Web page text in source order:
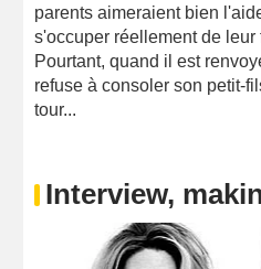
parents aimeraient bien
s'occuper réellement de
Pourtant, quand il est
refuse à consoler son petit-
tour...
Interview,